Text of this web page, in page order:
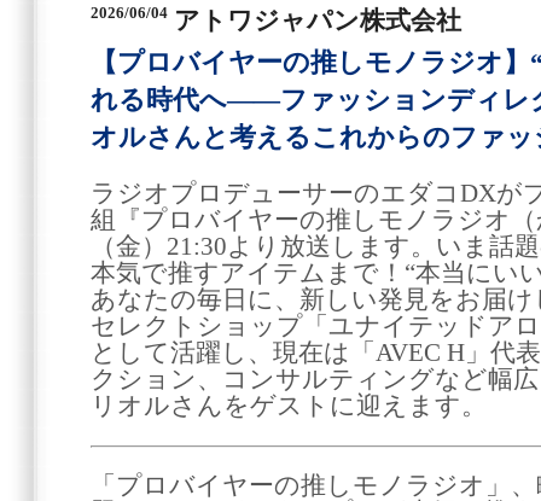
2026/06/04 アトワジャパン株式会社
【プロバイヤーの推しモノラジオ
れる時代へ――ファッションディレ
オルさんと考えるこれからのファ
ラジオプロデューサーのエダコDXが
組『プロバイヤーの推しモノラジオ
（金）21:30より放送します。いま話
本気で推すアイテムまで！“本当にい
あなたの毎日に、新しい発見をお届
セレクトショップ「ユナイテッドア
として活躍し、現在は「AVEC H」代
クション、コンサルティングなど幅
リオルさんをゲストに迎えます。
「プロバイヤーの推しモノラジオ」